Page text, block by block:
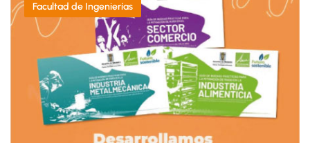
Facultad de Ingenierías